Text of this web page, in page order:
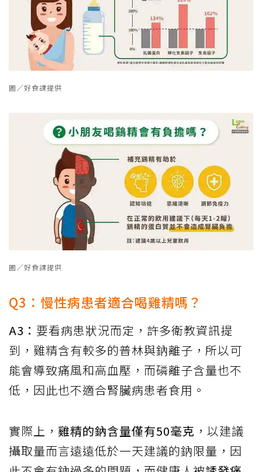
圖／好食課提供
圖／好食課提供
Q3：慢性病患者適合喝雞精嗎？
A3： 要看病患狀況而定，許多衛教資訊提
到，雞精含有較多的普林與鈉離子，所以可
能會導致痛風和高血壓，而磷離子含量也不
低，因此也不適合腎臟病患者食用。
實際上， 雞精的鈉含量僅有50毫克 ，以建議
攝取量而言遠遠低於一天建議的鈉限量，因